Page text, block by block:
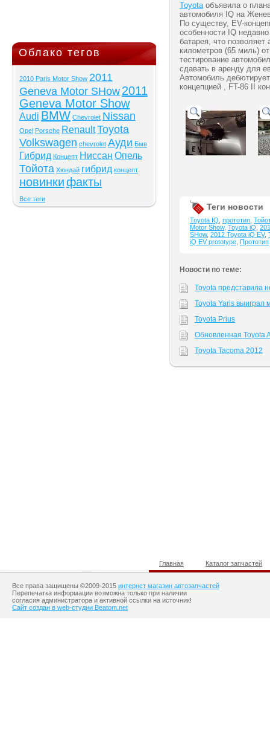
Облако тегов
2010 Paris Motor Show 2011
Geneva Motor SHow 2011
Geneva Motor Show
Audi BMW Chevrolet Nissan
Opel Porsche RenaultToyota
Volkswagen chevrolet Ауди Бмв
Гибрид Концепт Ниссан Опель
Тойота Хюндай гибрид концепт
новинкифакты
Все теги
Toyotaобъявила о
автомобиля IQ на
По существу, EV-
особенности IQ
батарея, что
километров (65 миль)
тестирование
сдавать в аренду для
Автомобиль
концепцией , FT-86 II
Теги новости
Toyota IQ прототип
Motor Show, Toyota iQ
SHow, 2012 Toyota iQ EV,
iQ EV prototype Прототип
Новости по теме:
Toyota представила
Toyota Yaris выиграл
Toyota Prius
Обновленная Toyota
Toyota Tacoma 2012
Главная Каталог запчастей
Все права защищены ©2009-2015 интернет магазин автозапчастей
Перепечатка информации возможна только при наличии
согласия администратора и активной ссылки на источник!
Сайт создан в web-студии Beatom.net